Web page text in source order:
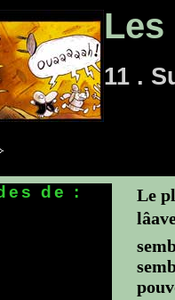
11 .
de :
Le